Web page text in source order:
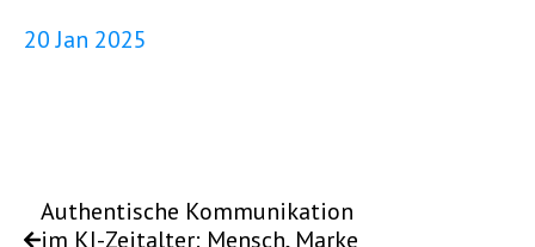
20 Jan 2025
Authentische Kommunikation
im KI-Zeitalter: Mensch, Marke